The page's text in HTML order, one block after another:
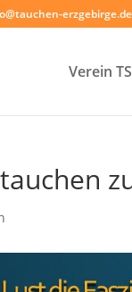
erzgebirge.de
Verein